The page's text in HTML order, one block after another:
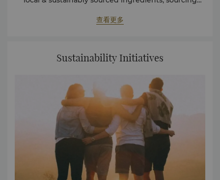
community.
查看更多
Sustainability Initiatives